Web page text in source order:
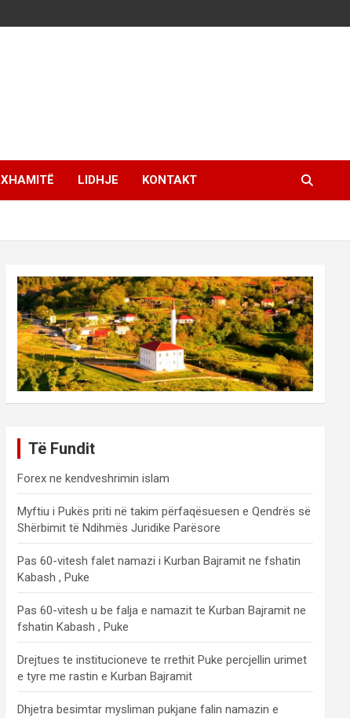
XHAMITË LIDHJE KONTAKT
Të Fundit
Forex ne kendveshrimin islam
Myftiu i Pukës priti në takim përfaqësuesen e Qendrës së
Shërbimit të Ndihmës Juridike Parësore
Pas 60-vitesh falet namazi i Kurban Bajramit ne fshatin
Kabash , Puke
Pas 60-vitesh u be falja e namazit te Kurban Bajramit ne
fshatin Kabash , Puke
Drejtues te institucioneve te rrethit Puke percjellin urimet
e tyre me rastin e Kurban Bajramit
Dhjetra besimtar mysliman pukjane falin namazin e